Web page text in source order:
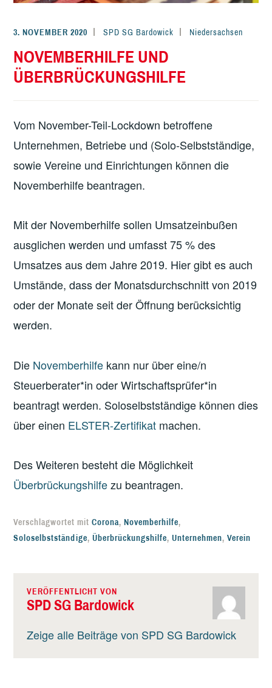
3. NOVEMBER 2020 SPD SG Bardowick Niedersachsen
NOVEMBERHILFE UND
ÜBERBRÜCKUNGSHILFE
Vom November-Teil-Lockdown betroffene
Unternehmen, Betriebe und (Solo-Selbstständige,
sowie Vereine und Einrichtungen können die
Novemberhilfe beantragen.
Mit der Novemberhilfe sollen Umsatzeinbußen
ausglichen werden und umfasst 75 % des
Umsatzes aus dem Jahre 2019. Hier gibt es auch
Umstände, dass der Monatsdurchschnitt von 2019
oder der Monate seit der Öffnung berücksichtig
werden.
Die Novemberhilfe kann nur über eine/n
Steuerberater*in oder Wirtschaftsprüfer*in
beantragt werden. Soloselbstständige können dies
über einen ELSTER-Zertifikat machen.
Des Weiteren besteht die Möglichkeit
Überbrückungshilfezu beantragen.
Verschlagwortet mitCorona,Novemberhilfe,
Soloselbstständige,Überbrückungshilfe,Unternehmen,Verein
VERÖFFENTLICHT VON
SPD SG Bardowick
Zeige alle Beiträge von SPD SG Bardowick